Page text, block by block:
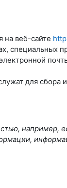
на веб-сайте
специальных
для сбора
например,